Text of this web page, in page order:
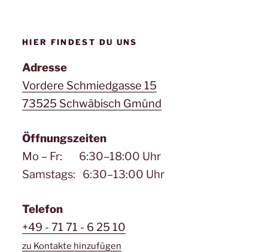
HIER FINDEST DU UNS
Adresse
Vordere Schmiedgasse 15
73525 Schwäbisch Gmünd
Öffnungszeiten
Mo – Fr: 6:30–18:00 Uhr
Samstags: 6:30–13:00 Uhr
Telefon
+49 - 71 71 - 6 25 10
zu Kontakte hinzufügen